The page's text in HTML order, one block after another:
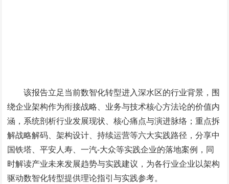
该报告立足当前数智化转型进入深水区的行业背景，围
绕企业架构作为衔接战略、业务与技术核心方法论的价值内
涵，系统剖析行业发展现状、核心痛点与演进脉络；重点拆
解战略解码、架构设计、持续运营等六大实践路径，分享中
国铁塔、平安人寿、一汽-大众等实践企业的落地案例，同
时解读产业未来发展趋势与实践建议，为各行业企业以架构
驱动数智化转型提供理论指引与实践参考。